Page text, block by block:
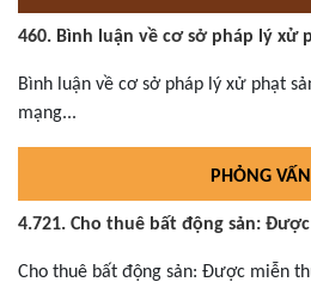
460. Bình luận về cơ sở pháp lý xử
Bình luận về cơ sở pháp lý xử phạt
mạng...
PHỎNG VẤN
4.721. Cho thuê bất động sản:
Cho thuê bất động sản: Được miễn